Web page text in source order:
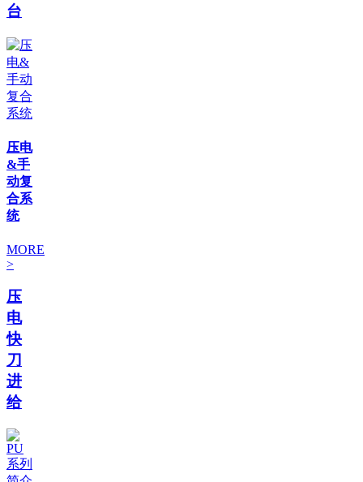
台
压电
&手
动复
合系
统
MORE
>
压
电
快
刀
进
给